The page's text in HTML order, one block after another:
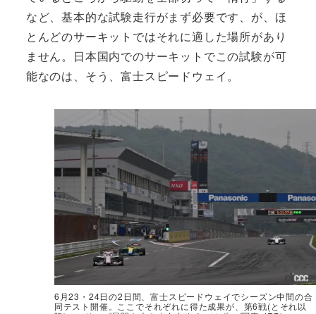
など、基本的な試験走行がまず必要です、が、ほ
とんどのサーキットではそれに適した場所があり
ません。日本国内でのサーキットでこの試験が可
能なのは、そう、富士スピードウェイ。
6月23・24日の2日間、富士スピードウェイでシーズン中間の合
同テスト開催。ここでそれぞれに得た成果が、第6戦(とそれ以